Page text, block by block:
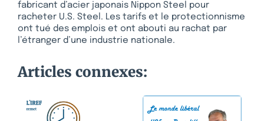
fabricant d’acier japonais Nippon Steel pour
racheter U.S. Steel. Les tarifs et le protectionnisme
ont tué des emplois et ont abouti au rachat par
l’étranger d’une industrie nationale.
Articles connexes: